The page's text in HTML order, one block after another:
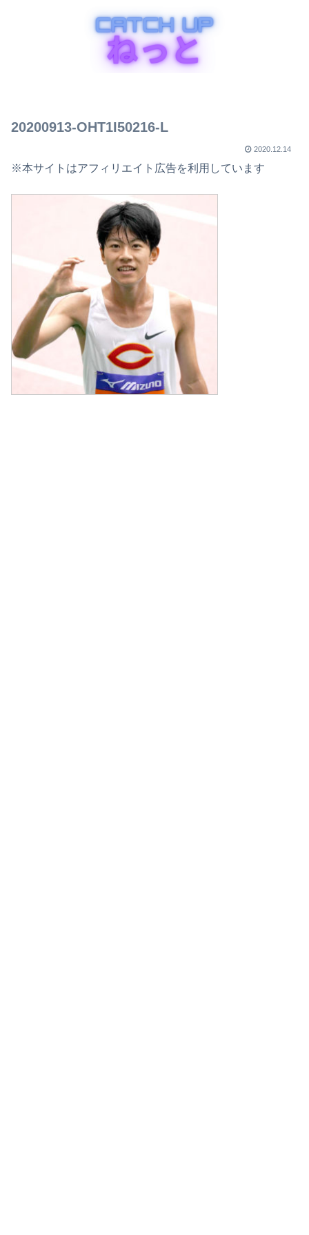
20200913-OHT1I50216-L
2020.12.14
※本サイトはアフィリエイト広告を利用しています